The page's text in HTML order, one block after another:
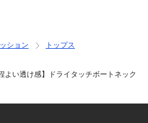
ション
トップス
よい透け感】ドライタッチボートネック